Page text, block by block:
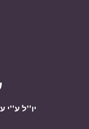
יו''ל ע''י